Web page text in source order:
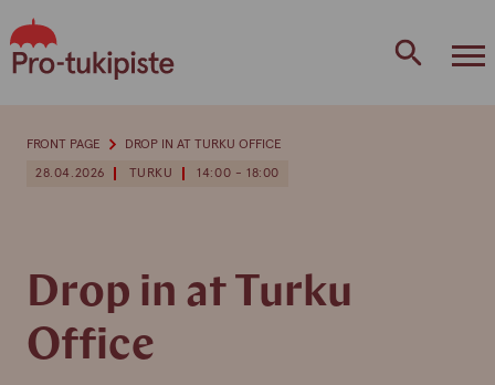
to
content
28.04.2026 TURKU 14:00 - 18:00
Drop in at Turku
Office
FRONT PAGE DROP IN AT TURKU OFFICE